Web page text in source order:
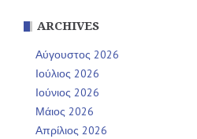
ARCHIVES
Αύγουστος 2026
Ιούλιος 2026
Ιούνιος 2026
Μάιος 2026
Απρίλιος 2026